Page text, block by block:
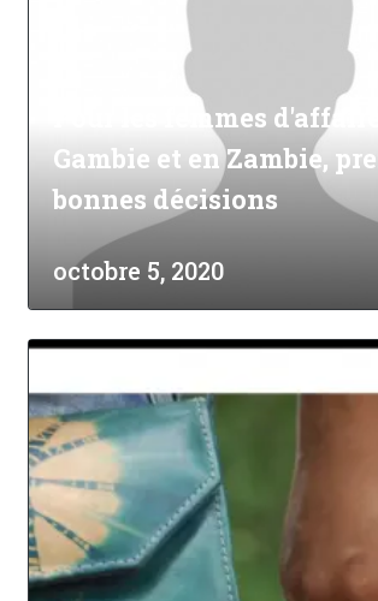
Pour les femmes
Gambie et en Zambie,
bonnes décisions
octobre 5, 2020